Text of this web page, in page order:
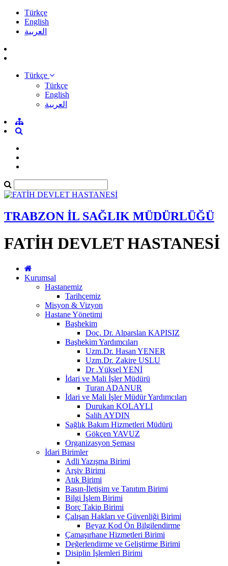
Türkçe
English
العربية
Türkçe
Türkçe
English
العربية
TRABZON İL SAĞLIK MÜDÜRLÜĞÜ
FATİH DEVLET HASTANESİ
Kurumsal
Hastanemiz
Tarihçemiz
Misyon & Vizyon
Hastane Yönetimi
Başhekim
Doç. Dr. Alparslan KAPISIZ
Başhekim Yardımcıları
Uzm.Dr. Hasan YENER
Uzm.Dr. Zakire USLU
Dr .Yüksel YENİ
İdari ve Mali İşler Müdürü
Turan ADANUR
İdari ve Mali İşler Müdür Yardımcıları
Durukan KOLAYLI
Salih AYDIN
Sağlık Bakım Hizmetleri Müdürü
Gökçen YAVUZ
Organizasyon Şeması
İdari Birimler
Adli Yazışma Birimi
Arşiv Birimi
Atık Birimi
Basın-İletişim ve Tanıtım Birimi
Bilgi İşlem Birimi
Borç Takip Birimi
Çalışan Hakları ve Güvenliği Birimi
Beyaz Kod Ön Bilgilendirme
Çamaşırhane Hizmetleri Birimi
Değerlendirme ve Geliştirme Birimi
Disiplin İşlemleri Birimi